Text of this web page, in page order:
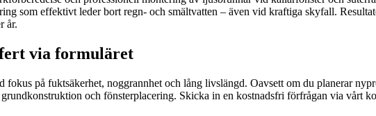
som effektivt leder bort regn- och smältvatten – även vid kraftiga skyfall.
år.
via formuläret
på fuktsäkerhet, noggrannhet och lång livslängd. Oavsett om du planerar
och fönsterplacering. Skicka in en kostnadsfri förfrågan via vårt